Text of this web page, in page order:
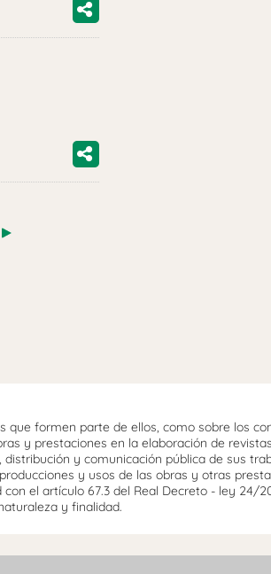
formen parte de ellos, como sobre los
y prestaciones en la elaboración de
distribución y comunicación pública de sus
y usos de las obras y otras
el artículo 67.3 del Real Decreto - ley 24/
y finalidad.